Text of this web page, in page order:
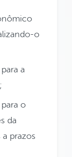
o
a
o
da
a prazos